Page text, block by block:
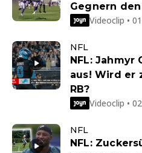
Gegnern
Videoclip •
NFL
NFL: Jahmyr
aus! Wird er
RB?
Videoclip •
NFL
NFL: